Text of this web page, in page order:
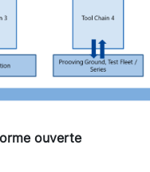
ouverte